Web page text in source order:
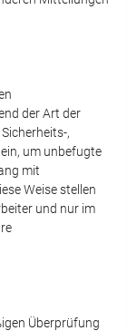
der Art der
,
um unbefugte
mit
Weise stellen
und nur im
Überprüfung